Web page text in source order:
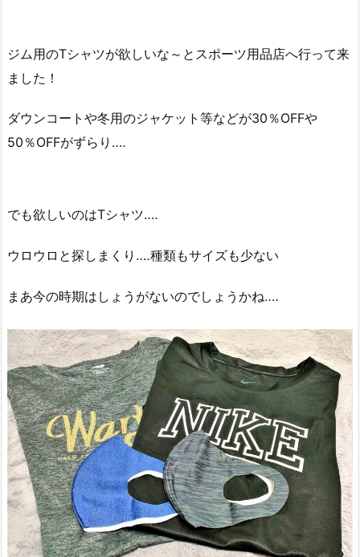
ジム用のTシャツが欲しいな～とスポーツ用品店へ行って来
ました！
ダウンコートや冬用のジャケット等などが30％OFFや
50％OFFがずらり‥‥
でも欲しいのはTシャツ‥‥
ウロウロと探しまくり‥‥種類もサイズも少ない
まあ今の時期はしょうがないのでしょうかね‥‥